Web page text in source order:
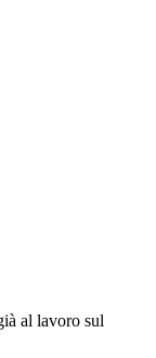
al lavoro sul